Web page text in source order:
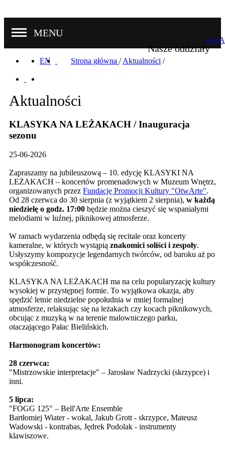
Nasze oddziały
MENU
A A A
EN Strona główna / Aktualności /
Aktualności
KLASYKA NA LEŻAKACH / Inauguracja
sezonu
25-06-2026
Zapraszamy na jubileuszową – 10. edycję KLASYKI NA
LEŻAKACH – koncertów promenadowych w Muzeum Wnętrz,
organizowanych przez Fundację Promocji Kultury "OtwArte".
Od 28 czerwca do 30 sierpnia (z wyjątkiem 2 sierpnia), w każdą
niedzielę o godz. 17:00 będzie można cieszyć się wspaniałymi
melodiami w luźnej, piknikowej atmosferze.
W ramach wydarzenia odbędą się recitale oraz koncerty
kameralne, w których wystąpią znakomici soliści i zespoły.
Usłyszymy kompozycje legendarnych twórców, od baroku aż po
współczesność.
KLASYKA NA LEŻAKACH ma na celu popularyzację kultury
wysokiej w przystępnej formie. To wyjątkowa okazja, aby
spędzić letnie niedzielne popołudnia w mniej formalnej
atmosferze, relaksując się na leżakach czy kocach piknikowych,
obcując z muzyką w na terenie malowniczego parku,
otaczającego Pałac Bielińskich.
Harmonogram koncertów:
28 czerwca:
"Mistrzowskie interpretacje" – Jarosław Nadrzycki (skrzypce) i
inni.
5 lipca:
"FOGG 125" – Bell'Arte Ensemble
Bartłomiej Wiater - wokal, Jakub Grott - skrzypce, Mateusz
Wadowski - kontrabas, Jędrek Podolak - instrumenty
klawiszowe.